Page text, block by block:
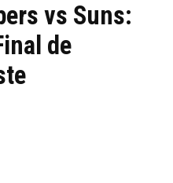
vs Suns:
de